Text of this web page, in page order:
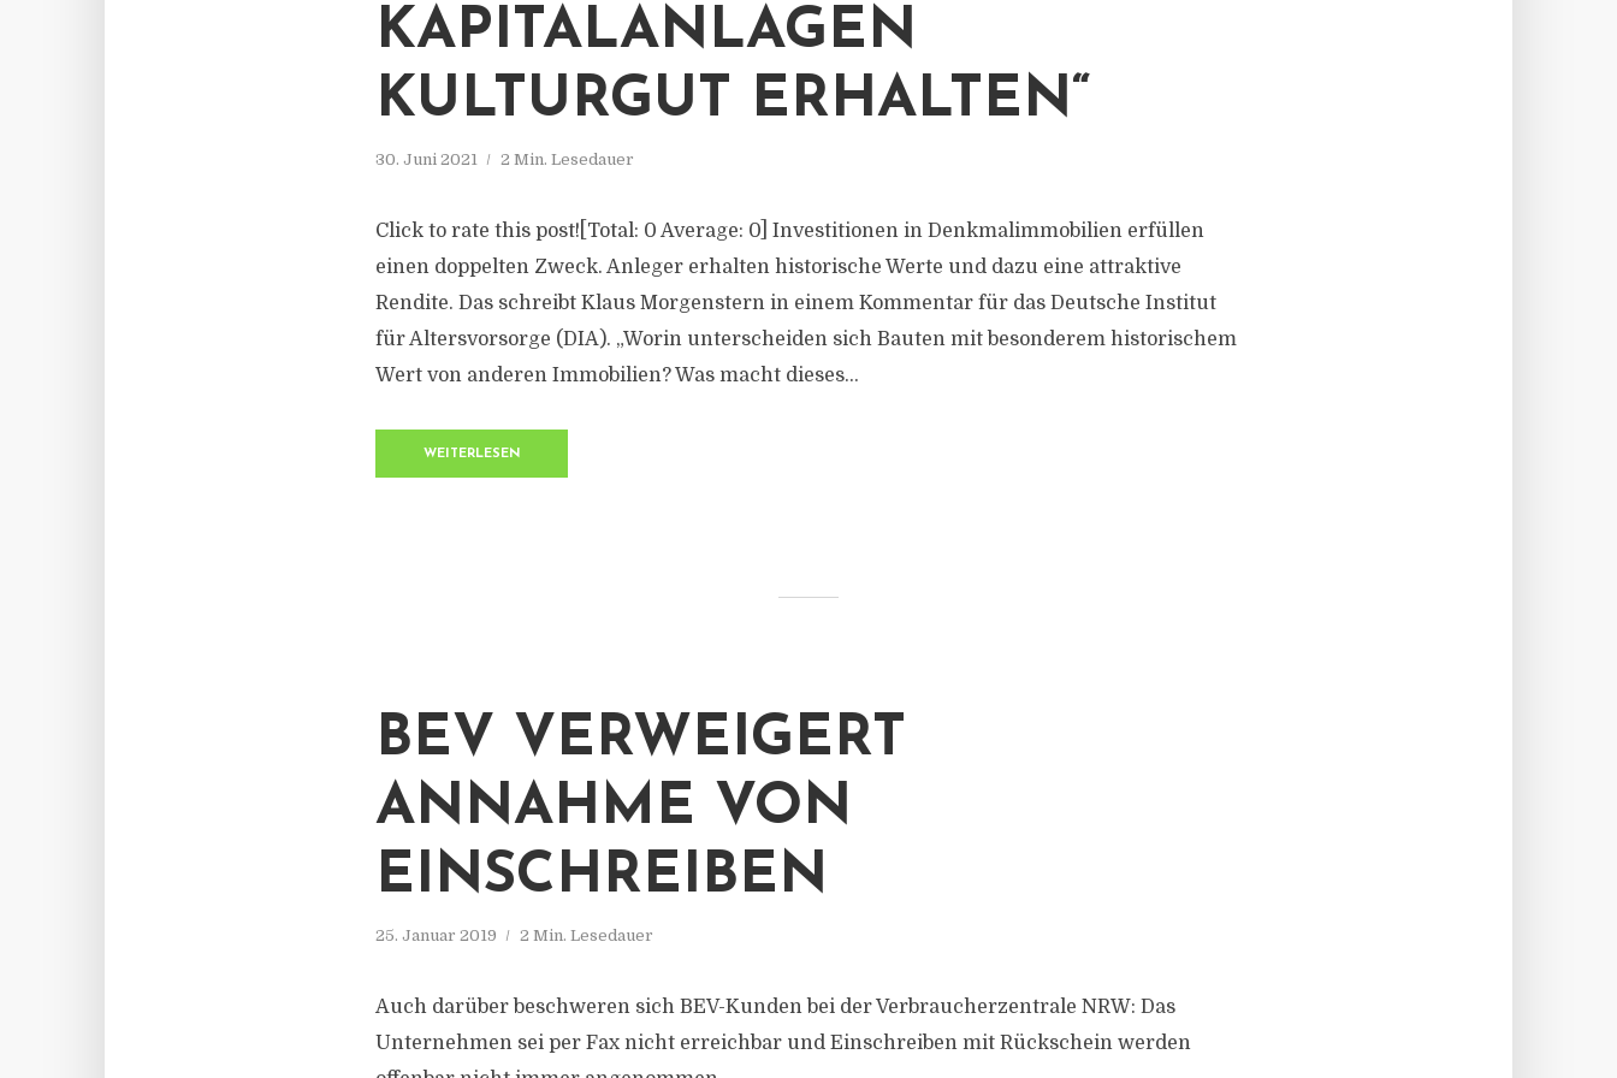
KAPITALANLAGEN
KULTURGUT ERHALTEN“
30. Juni 2021 2 Min. Lesedauer
Click to rate this post![Total: 0 Average: 0] Investitionen in Denkmalimmobilien erfüllen
einen doppelten Zweck. Anleger erhalten historische Werte und dazu eine attraktive
Rendite. Das schreibt Klaus Morgenstern in einem Kommentar für das Deutsche Institut
für Altersvorsorge (DIA). „Worin unterscheiden sich Bauten mit besonderem historischem
Wert von anderen Immobilien? Was macht dieses...
WEITERLESEN
BEV VERWEIGERT
ANNAHME VON
EINSCHREIBEN
25. Januar 2019 2 Min. Lesedauer
Auch darüber beschweren sich BEV-Kunden bei der Verbraucherzentrale NRW: Das
Unternehmen sei per Fax nicht erreichbar und Einschreiben mit Rückschein werden